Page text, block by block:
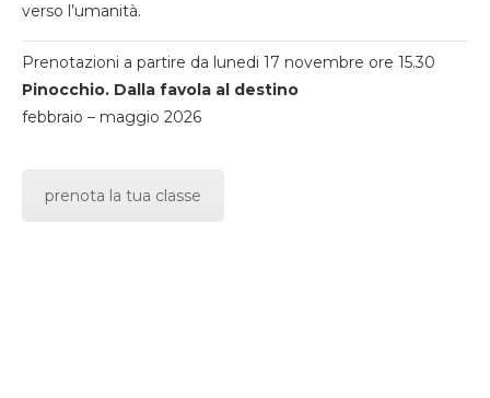
verso l’umanità.
Prenotazioni a partire da lunedi 17 novembre ore 15.30
Pinocchio. Dalla favola al destino
febbraio – maggio 2026
prenota la tua classe